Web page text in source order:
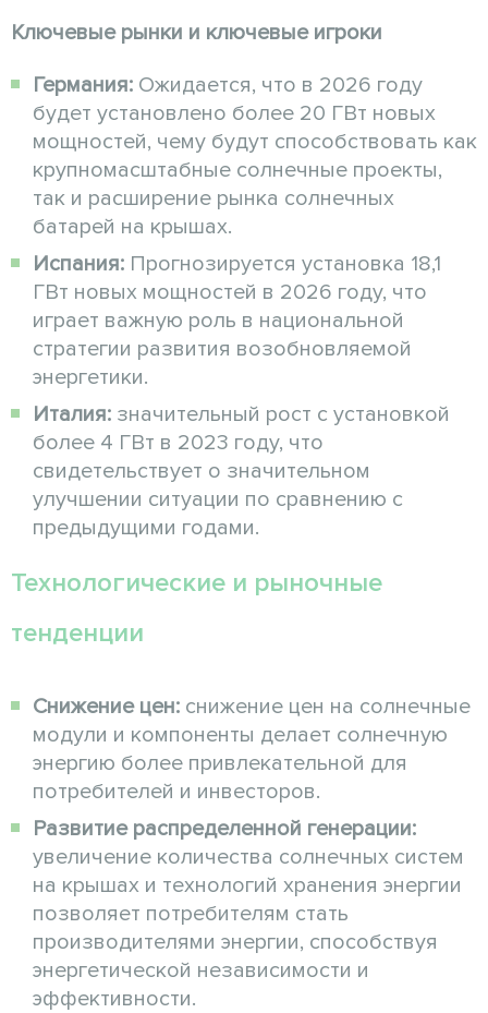
Ключевые рынки и ключевые игроки
Германия: Ожидается, что в 2026 году
будет установлено более 20 ГВт новых
мощностей, чему будут способствовать как
крупномасштабные солнечные проекты,
так и расширение рынка солнечных
батарей на крышах.
Испания: Прогнозируется установка 18,1
ГВт новых мощностей в 2026 году, что
играет важную роль в национальной
стратегии развития возобновляемой
энергетики.
Италия: значительный рост с установкой
более 4 ГВт в 2023 году, что
свидетельствует о значительном
улучшении ситуации по сравнению с
предыдущими годами.
Технологические и рыночные
тенденции
Снижение цен: снижение цен на солнечные
модули и компоненты делает солнечную
энергию более привлекательной для
потребителей и инвесторов.
Развитие распределенной генерации:
увеличение количества солнечных систем
на крышах и технологий хранения энергии
позволяет потребителям стать
производителями энергии, способствуя
энергетической независимости и
эффективности.